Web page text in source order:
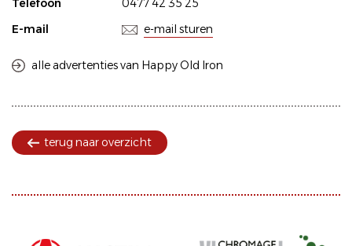
Telefoon
0477 42 35 25
E-mail
e-mail sturen
alle advertenties van Happy Old Iron
terug naar overzicht